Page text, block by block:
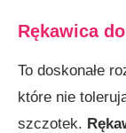
Rękawica
To doskonałe
które nie
szczotek.